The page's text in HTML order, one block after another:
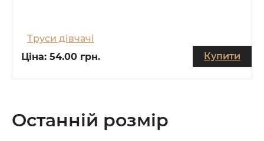
Труси дівчачі
Ціна: 54.00 грн. Купити
Останній розмір